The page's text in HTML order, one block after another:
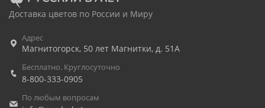
Доставка цветов по России и Миру
Адрес
Магнитогорск, 50 лет Магнитки, д. 51А
Бесплатно. Круглосуточно
8-800-333-0905
По любым вопросам